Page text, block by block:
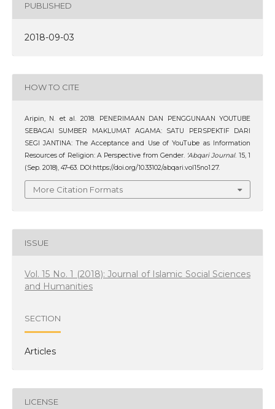
PUBLISHED
2018-09-03
HOW TO CITE
Aripin, N. et al. 2018. PENERIMAAN DAN PENGGUNAAN YOUTUBE
SEBAGAI SUMBER MAKLUMAT AGAMA: SATU PERSPEKTIF DARI
SEGI JANTINA: The Acceptance and Use of YouTube as Information
Resources of Religion: A Perspective from Gender. ‘Abqari Journal. 15, 1
(Sep. 2018), 47–63. DOI:https://doi.org/10.33102/abqari.vol15no1.27.
More Citation Formats
ISSUE
Vol. 15 No. 1 (2018): Journal of Islamic Social Sciences
and Humanities
SECTION
Articles
LICENSE